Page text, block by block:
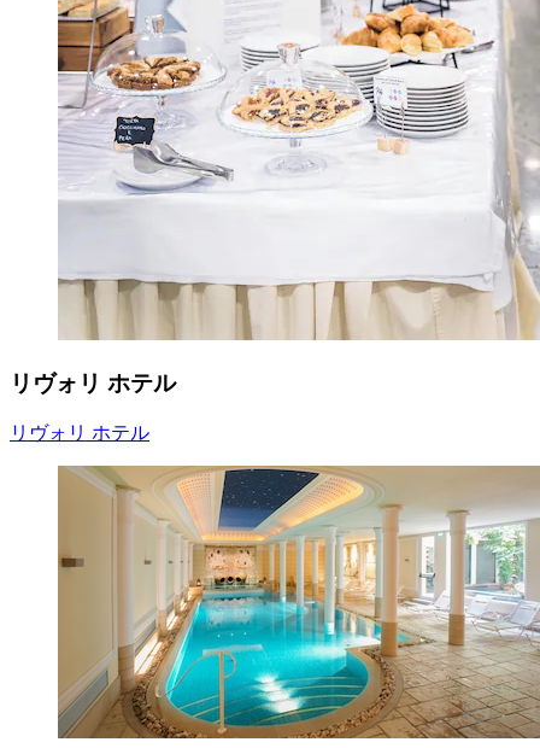
リヴォリ ホテル
リヴォリ ホテル